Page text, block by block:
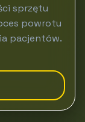
sprzętu
powrotu
pacjentów.